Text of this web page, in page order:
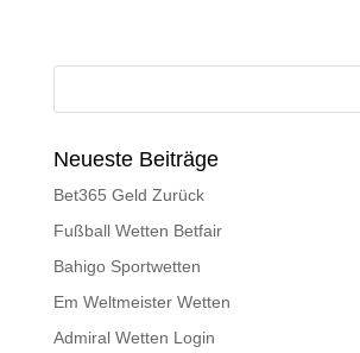
Neueste Beiträge
Bet365 Geld Zurück
Fußball Wetten Betfair
Bahigo Sportwetten
Em Weltmeister Wetten
Admiral Wetten Login